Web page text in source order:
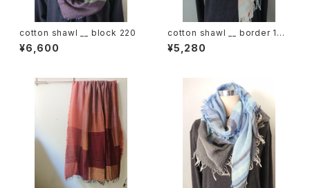
cotton shawl __ block 220
¥6,600
cotton shawl __ border 160
春麗w
¥5,280